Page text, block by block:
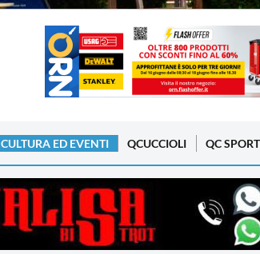
CULTURA ED EVENTI QCUCCIOLI QC SPORT